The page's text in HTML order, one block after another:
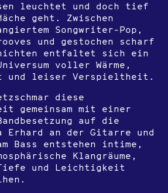
leuchtet und doch tief
geht. Zwischen
Songwriter-Pop,
und gestochen scharf
entfaltet sich ein
voller Wärme,
und leiser Verspieltheit.
diese
gemeinsam mit einer
auf die
Erhard an der Gitarre und
Bass entstehen intime,
Klangräume,
und Leichtigkeit